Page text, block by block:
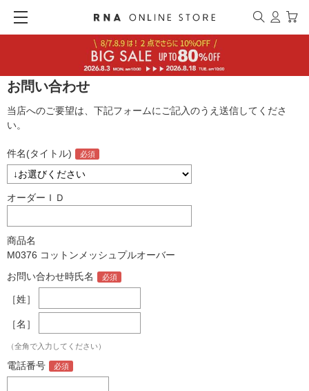
お問い合わせ
当店へのご要望は、下記フォームにご記入のうえ送信してくださ
い。
件名(タイトル)
オーダーＩＤ
商品名
M0376 コットンメッシュプルオーバー
お問い合わせ時氏名
［姓］
［名］
（全角で入力してください）
電話番号